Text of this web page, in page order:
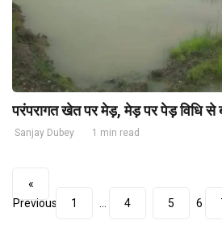
परंपरागत खेत पर मेड़, मेड़ पर पेड़ विधि
Sanjay Dubey 1 min read
«
Previous
1 4 5 6